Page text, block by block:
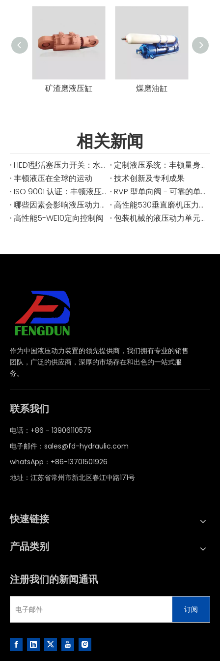
矿渣磨液压缸 煤磨油缸
相关新闻
HED1型活塞压力开关：水电系统必备
定制液压系统：丰顿量身定制的解决方案
丰顿液压在全球的运动
技术创新及专利成果
ISO 9001 认证：丰顿液压提高了标准
RVP 型单向阀 - 可靠的单向液压控制
哪些因素会影响液压动力单元的压力不足？
高性能530垂直磨机压力缸用于工业研磨
高性能5-WE10定向控制阀
包装机械的液压动力单元 - 每一个循环中的精确与可靠
作为中国液压动力装置的领先提供商，我们拥有专业的销售
团队，广泛的供应商，深厚的市场存在和出色的一站式服
务。
联系我们
电话：+86 - 13906110575
电子邮件： sales@fd-hydraulic.com
whatsApp： +86-13701501926
地址：江苏省常州市新北区春江中路171号
快速链接
产品类别
注册我们的新闻通讯
订阅